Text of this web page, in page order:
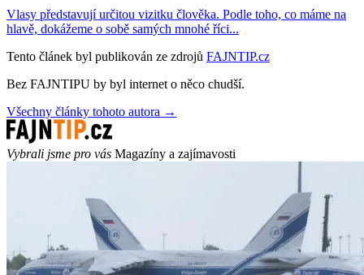
Vlasy představují určitou vizitku člověka. Podle toho, co máme na
hlavě, dokážeme o sobě samých mnohé říci...
Tento článek byl publikován ze zdrojů FAJNTIP.cz
Bez FAJNTIPU by byl internet o něco chudší.
Všechny články tohoto autora →
Vybrali jsme pro vás Magazíny a zajímavosti